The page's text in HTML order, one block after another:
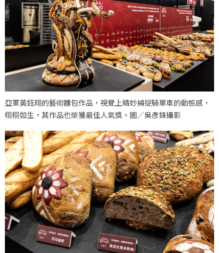
亞軍黃鈺翔的藝術麵包作品，視覺上精妙捕捉騎單車的動態感，
栩栩如生，其作品也榮獲最佳人氣獎。圖／吳彥鋒攝影